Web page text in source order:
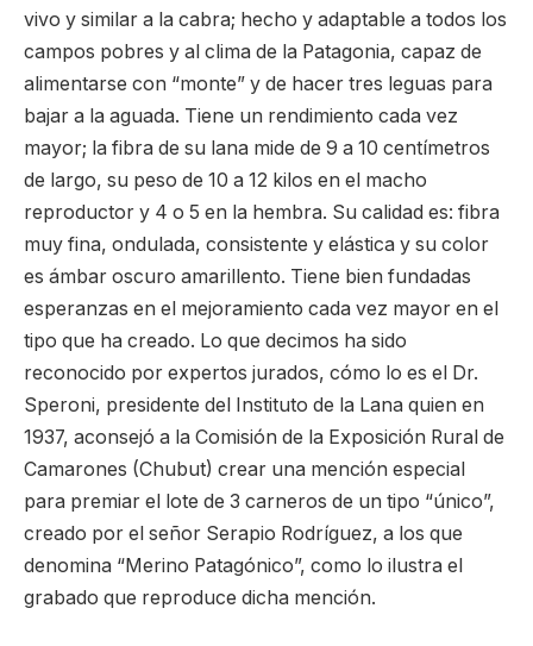
vivo y similar a la cabra; hecho y adaptable a todos los
campos pobres y al clima de la Patagonia, capaz de
alimentarse con “monte” y de hacer tres leguas para
bajar a la aguada. Tiene un rendimiento cada vez
mayor; la fibra de su lana mide de 9 a 10 centímetros
de largo, su peso de 10 a 12 kilos en el macho
reproductor y 4 o 5 en la hembra. Su calidad es: fibra
muy fina, ondulada, consistente y elástica y su color
es ámbar oscuro amarillento. Tiene bien fundadas
esperanzas en el mejoramiento cada vez mayor en el
tipo que ha creado. Lo que decimos ha sido
reconocido por expertos jurados, cómo lo es el Dr.
Speroni, presidente del Instituto de la Lana quien en
1937, aconsejó a la Comisión de la Exposición Rural de
Camarones (Chubut) crear una mención especial
para premiar el lote de 3 carneros de un tipo “único”,
creado por el señor Serapio Rodríguez, a los que
denomina “Merino Patagónico”, como lo ilustra el
grabado que reproduce dicha mención.